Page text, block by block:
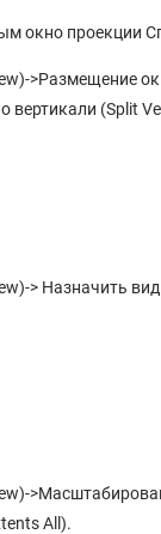
окно проекции
>Размещение
вертикали (Split
> Назначить
All).